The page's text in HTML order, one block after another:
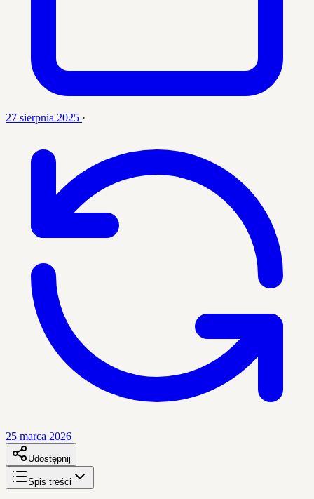
27 sierpnia 2025 ·
25 marca 2026
Udostępnij
Spis treści